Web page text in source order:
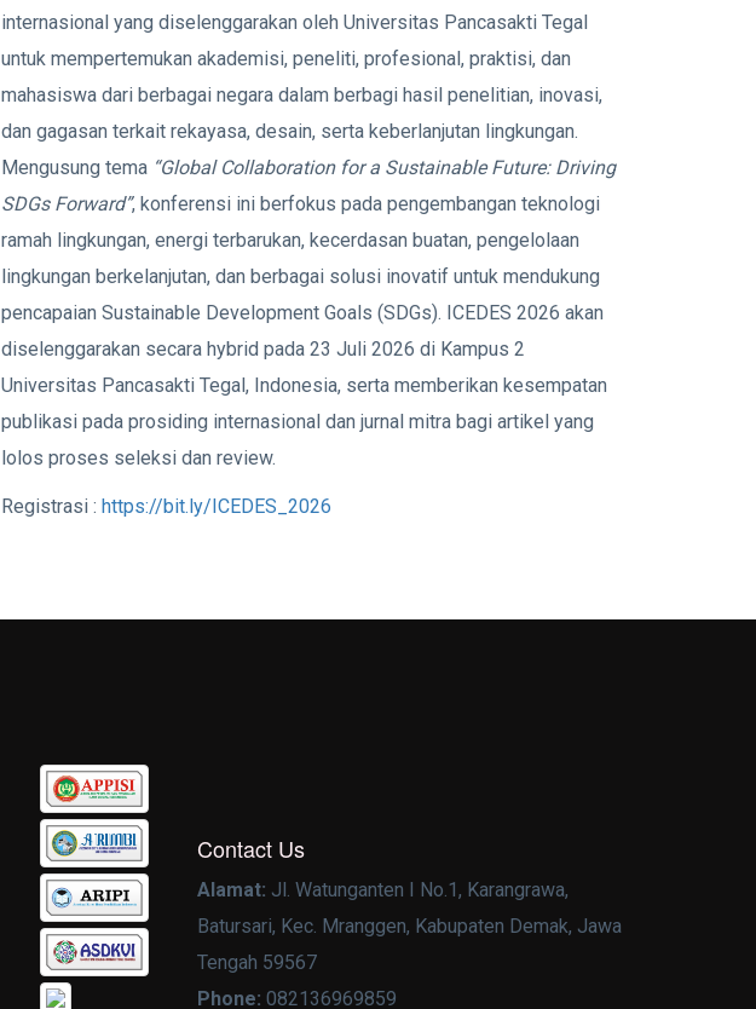
internasional yang diselenggarakan oleh Universitas Pancasakti Tegal
untuk mempertemukan akademisi, peneliti, profesional, praktisi, dan
mahasiswa dari berbagai negara dalam berbagi hasil penelitian, inovasi,
dan gagasan terkait rekayasa, desain, serta keberlanjutan lingkungan.
Mengusung tema “Global Collaboration for a Sustainable Future: Driving
SDGs Forward”, konferensi ini berfokus pada pengembangan teknologi
ramah lingkungan, energi terbarukan, kecerdasan buatan, pengelolaan
lingkungan berkelanjutan, dan berbagai solusi inovatif untuk mendukung
pencapaian Sustainable Development Goals (SDGs). ICEDES 2026 akan
diselenggarakan secara hybrid pada 23 Juli 2026 di Kampus 2
Universitas Pancasakti Tegal, Indonesia, serta memberikan kesempatan
publikasi pada prosiding internasional dan jurnal mitra bagi artikel yang
lolos proses seleksi dan review.
Registrasi : https://bit.ly/ICEDES_2026
Contact Us
Alamat: Jl. Watunganten I No.1, Karangrawa,
Batursari, Kec. Mranggen, Kabupaten Demak, Jawa
Tengah 59567
Phone: 082136969859